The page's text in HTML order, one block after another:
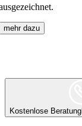
mehr dazu
Kostenlose Beratung